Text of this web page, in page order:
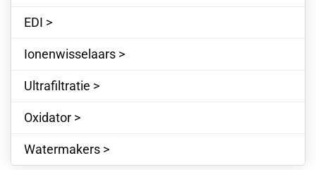
EDI >
Ionenwisselaars >
Ultrafiltratie >
Oxidator >
Watermakers >